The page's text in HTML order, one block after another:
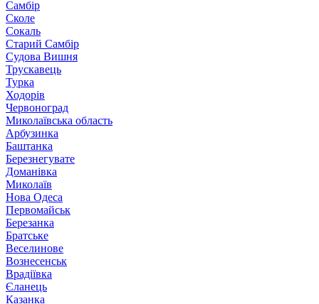
Самбір
Сколе
Сокаль
Старий Самбір
Судова Вишня
Трускавець
Турка
Ходорів
Червоноград
Миколаївська область
Арбузинка
Баштанка
Березнегувате
Доманівка
Миколаїв
Нова Одеса
Первомайськ
Березанка
Братське
Веселинове
Вознесенськ
Врадіївка
Єланець
Казанка